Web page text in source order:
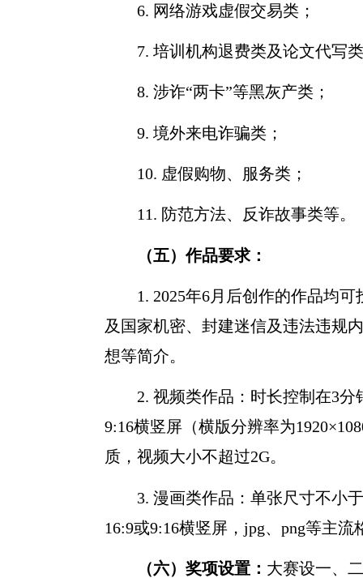
6. 网络游戏虚假交易类；
7. 培训机构退费类及论文代写
8. 涉诈“两卡”等黑灰产类；
9. 境外来电诈骗类；
10. 虚假购物、服务类；
11. 防范方法、反诈故事类等。
（五）作品要求：
1. 2025年6月后创作的作品均
及国家机密、封建迷信及违法违规
想等简介。
2. 视频类作品：时长控制在3分
9:16横竖屏（横版分辨率为
质，视频大小不超过2G。
3. 漫画类作品：单张尺寸不小于
16:9或9:16横竖屏， jpg、 png等主流
（六）奖项设置： 大赛设一、